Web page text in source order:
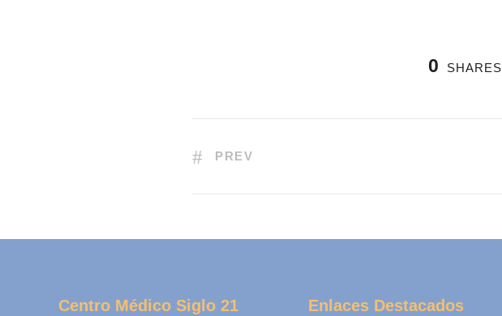
0 SHARES
PREV
Centro Médico Siglo 21 Enlaces Destacados